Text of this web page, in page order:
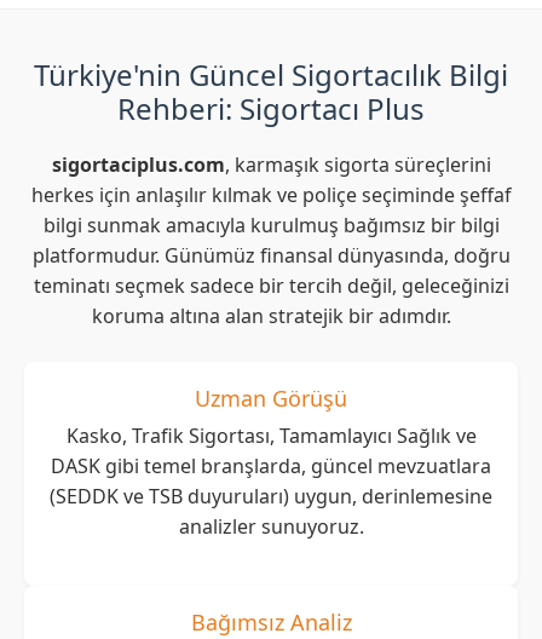
Türkiye'nin Güncel Sigortacılık Bilgi
Rehberi: Sigortacı Plus
sigortaciplus.com, karmaşık sigorta süreçlerini
herkes için anlaşılır kılmak ve poliçe seçiminde şeffaf
bilgi sunmak amacıyla kurulmuş bağımsız bir bilgi
platformudur. Günümüz finansal dünyasında, doğru
teminatı seçmek sadece bir tercih değil, geleceğinizi
koruma altına alan stratejik bir adımdır.
Uzman Görüşü
Kasko, Trafik Sigortası, Tamamlayıcı Sağlık ve
DASK gibi temel branşlarda, güncel mevzuatlara
(SEDDK ve TSB duyuruları) uygun, derinlemesine
analizler sunuyoruz.
Bağımsız Analiz